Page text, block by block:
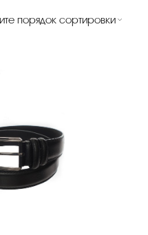
порядок сортировки